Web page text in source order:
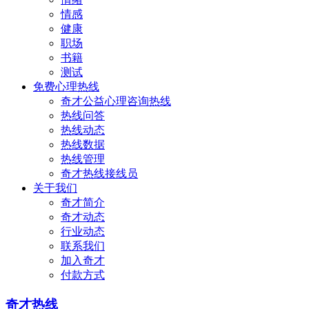
情感
健康
职场
书籍
测试
免费心理热线
奇才公益心理咨询热线
热线问答
热线动态
热线数据
热线管理
奇才热线接线员
关于我们
奇才简介
奇才动态
行业动态
联系我们
加入奇才
付款方式
奇才热线